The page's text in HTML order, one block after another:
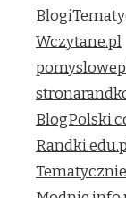
Wczytane.pl